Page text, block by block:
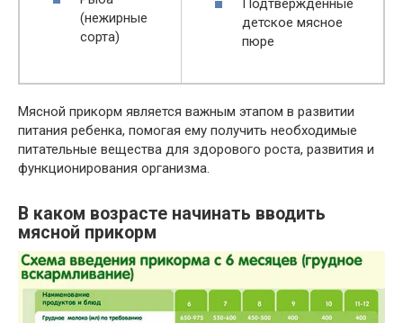
(нежирные
сорта)
Подтвержденные
детское мясное
пюре
Мясной прикорм является важным этапом в развитии
питания ребенка, помогая ему получить необходимые
питательные вещества для здорового роста, развития и
функционирования организма.
В каком возрасте начинать вводить
мясной прикорм